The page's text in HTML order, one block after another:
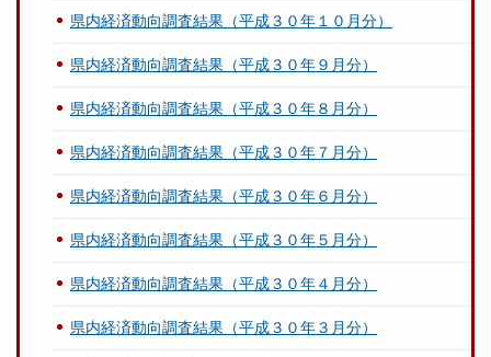
県内経済動向調査結果（平成３０年１０月分）
県内経済動向調査結果（平成３０年９月分）
県内経済動向調査結果（平成３０年８月分）
県内経済動向調査結果（平成３０年７月分）
県内経済動向調査結果（平成３０年６月分）
県内経済動向調査結果（平成３０年５月分）
県内経済動向調査結果（平成３０年４月分）
県内経済動向調査結果（平成３０年３月分）